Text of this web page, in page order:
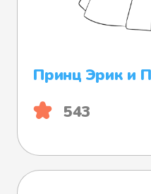
Принц Эрик и
543